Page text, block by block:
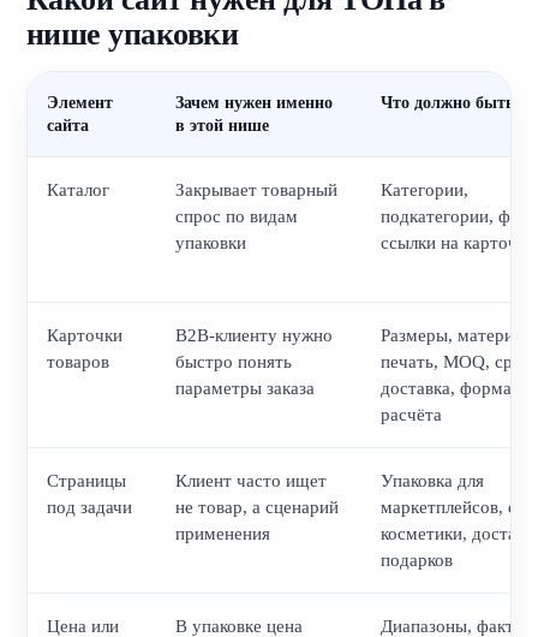
нише упаковки
Элемент
сайта
Зачем нужен именно
в этой нише
Что должно быть
Каталог
Закрывает товарный
спрос по видам
упаковки
Категории,
подкатегории,
ссылки на карточки
Карточки
товаров
B2B-клиенту нужно
быстро понять
параметры заказа
Размеры, материал,
печать, MOQ,
доставка, форма
расчёта
Страницы
под задачи
Клиент часто ищет
не товар, а сценарий
применения
Упаковка для
маркетплейсов,
косметики,
подарков
Цена или
В упаковке цена
Диапазоны,